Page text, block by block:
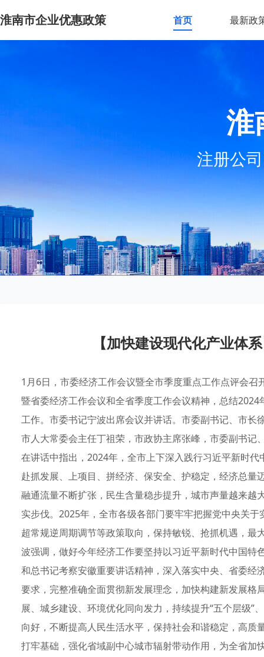
淮南市企业优惠政策 首页 最新政
淮
注册公
【加快建设现代化产业体
1月6日，市委经济工作会议暨全市季度重点工作点评会
暨省委经济工作会议和全省季度工作会议精神，总结
工作。市委书记宁波出席会议并讲话。市委副书记、市
市人大常委会主任丁祖荣，市政协主席张峰，市委副书
在讲话中指出，2024年，全市上下深入践行习近平新时
赴抓发展、上项目、拼经济、保安全、护稳定，经济总
融通流量不断扩张，民生含量稳步提升，城市声量越来
实步伐。2025年，全市各级各部门要牢牢把握党中央关
超常规逆周期调节等政策取向，保持敏锐、抢抓机遇，
波强调，做好今年经济工作要坚持以习近平新时代中国
和总书记考察安徽重要讲话精神，深入落实中央、省委
要求，完整准确全面贯彻新发展理念，加快构建新发展
展、城乡建设、环境优化同向发力，持续提升“五个层级”
向好，不断提高人民生活水平，保持社会和谐稳定，高质
打牢基础，强化省域副中心城市辐射带动作用，为全省加